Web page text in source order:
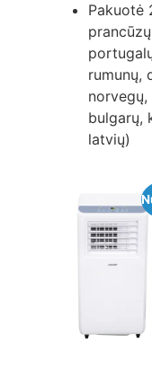
Pakuotė
rumunų,
norvegų,
bulgarų,
latvių)